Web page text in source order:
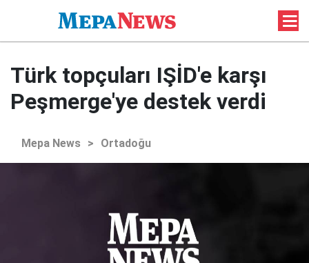
Türk topçuları IŞİD'e karşı
Peşmerge'ye destek verdi
Mepa News > Ortadoğu